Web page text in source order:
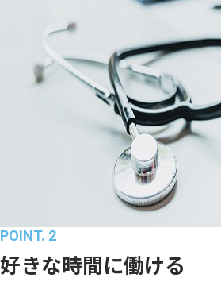
POINT. 2
好きな時間に働ける